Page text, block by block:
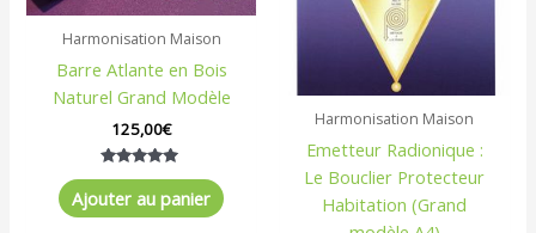
Harmonisation Maison
Barre Atlante en Bois
Naturel Grand Modèle
125,00€
Note
sur 5
Ajouter au panier
Harmonisation Maison
Emetteur Radionique :
Le Bouclier Protecteur
Habitation (Grand